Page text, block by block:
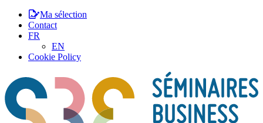
Ma sélection
Contact
FR
EN
Cookie Policy